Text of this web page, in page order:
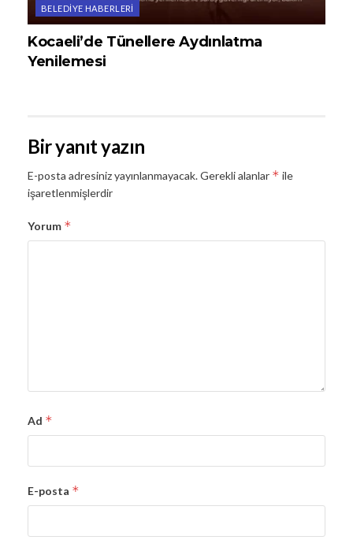
BELEDIYE HABERLERI
Kocaeli’de Tünellere Aydınlatma
Yenilemesi
Bir yanıt yazın
E-posta adresiniz yayınlanmayacak.Gerekli alanlar * ile
işaretlenmişlerdir
Yorum *
Ad *
E-posta *